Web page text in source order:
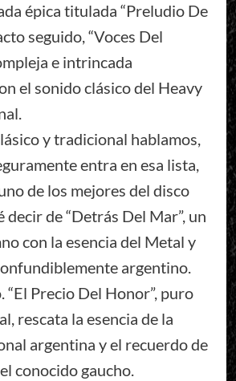
épica titulada “Preludio De
seguido, “Voces Del
e intrincada
el sonido clásico del Heavy
y tradicional hablamos,
entra en esa lista,
de los mejores del disco
decir de “Detrás Del Mar”, un
con la esencia del Metal y
argentino.
“El Precio Del Honor”, puro
rescata la esencia de la
argentina y el recuerdo de
conocido gaucho.